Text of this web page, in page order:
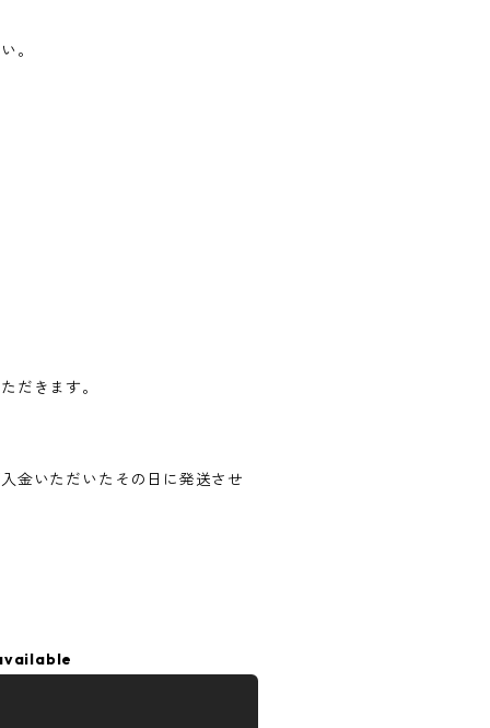
。
だきます。
金いただいたその日に発送させ